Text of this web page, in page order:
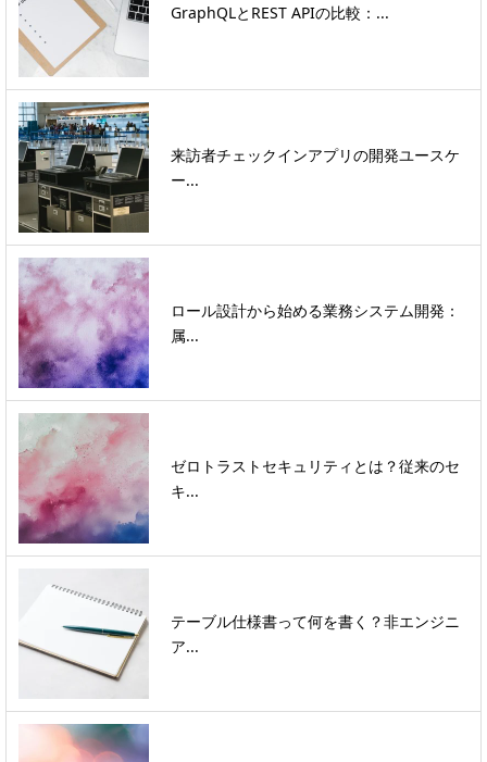
GraphQLとREST APIの比較：...
来訪者チェックインアプリの開発ユースケ
ー...
ロール設計から始める業務システム開発：
属...
ゼロトラストセキュリティとは？従来のセ
キ...
テーブル仕様書って何を書く？非エンジニ
ア...